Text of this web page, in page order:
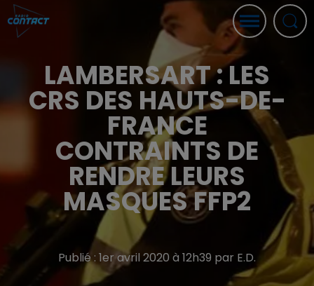
LAMBERSART : LES
CRS DES HAUTS-DE-
FRANCE
CONTRAINTS DE
RENDRE LEURS
MASQUES FFP2
Publié : 1er avril 2020 à 12h39 par E.D.